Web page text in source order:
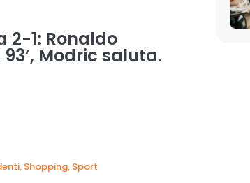
2-1: Ronaldo
Modric saluta.
, Shopping, Sport